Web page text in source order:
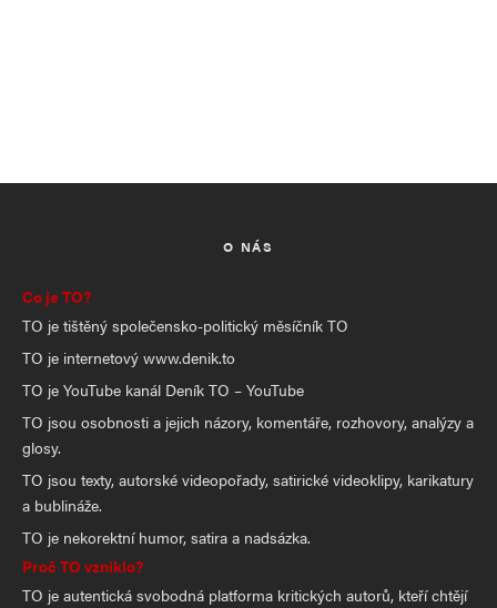
O NÁS
Co je TO?
TO je tištěný společensko-politický měsíčník TO
TO je internetový www.denik.to
TO je YouTube kanál Deník TO – YouTube
TO jsou osobnosti a jejich názory, komentáře, rozhovory, analýzy a
glosy.
TO jsou texty, autorské videopořady, satirické videoklipy, karikatury
a bublináže.
TO je nekorektní humor, satira a nadsázka.
Proč TO vzniklo?
TO je autentická svobodná platforma kritických autorů, kteří chtějí